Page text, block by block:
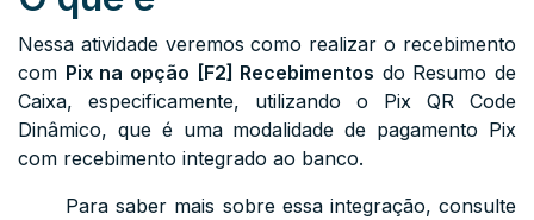
Nessa atividade veremos como realizar o recebimento
com Pix na opção [F2] Recebimentos do Resumo de
Caixa, especificamente, utilizando o Pix QR Code
Dinâmico, que é uma modalidade de pagamento Pix
com recebimento integrado ao banco.
Para saber mais sobre essa integração, consulte